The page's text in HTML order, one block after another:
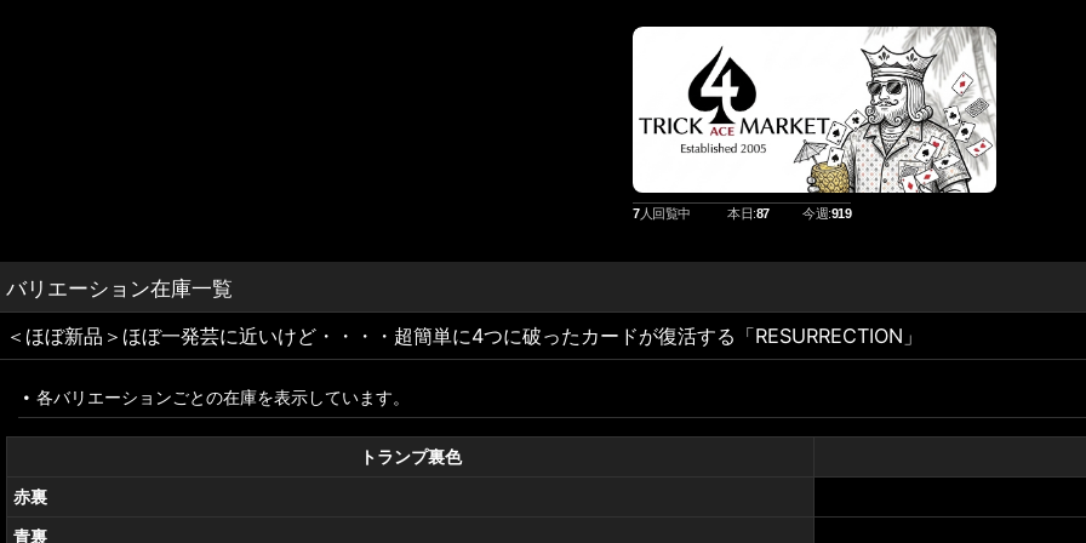
7人回覧中 本日:87 今週:919
バリエーション在庫一覧
＜ほぼ新品＞ほぼ一発芸に近いけど・・・・超簡単に4つに破ったカードが復活する「RESURRECTION」
各バリエーションごとの在庫を表示しています。
トランプ裏色
赤裏
青裏